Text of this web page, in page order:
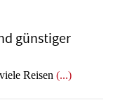
günstiger
Reisen (...)